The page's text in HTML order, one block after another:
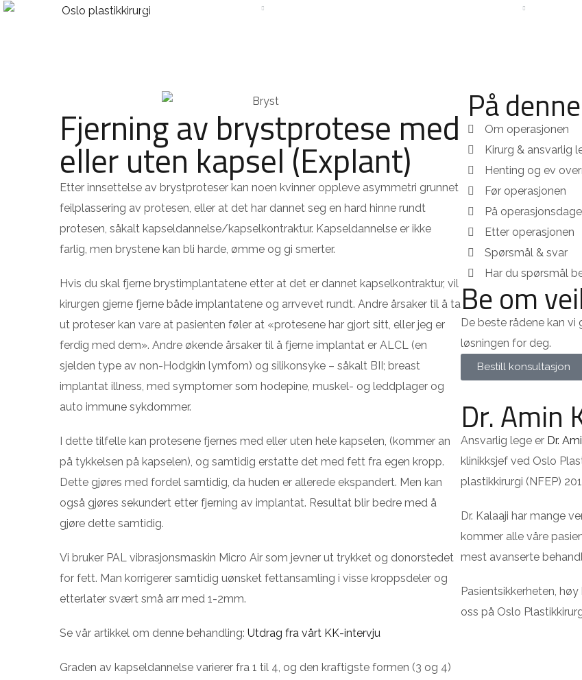
HJEM
Fjerning av brystprotese med
eller uten kapsel (Explant)
Etter innsettelse av brystproteser kan noen kvinner oppleve asymmetri grunnet
feilplassering av protesen, eller at det har dannet seg en hard hinne rundt
protesen, såkalt kapseldannelse/kapselkontraktur. Kapseldannelse er ikke
farlig, men brystene kan bli harde, ømme og gi smerter.
Hvis du skal fjerne brystimplantatene etter at det er dannet kapselkontraktur, vil
kirurgen gjerne fjerne både implantatene og arrvevet rundt. Andre årsaker til å ta
ut proteser kan vare at pasienten føler at «protesene har gjort sitt, eller jeg er
ferdig med dem». Andre økende årsaker til å fjerne implantat er ALCL (en
sjelden type av non-Hodgkin lymfom) og silikonsyke – såkalt BII; breast
implantat illness, med symptomer som hodepine, muskel- og leddplager og
auto immune sykdommer.
I dette tilfelle kan protesene fjernes med eller uten hele kapselen, (kommer an
på tykkelsen på kapselen), og samtidig erstatte det med fett fra egen kropp.
Dette gjøres med fordel samtidig, da huden er allerede ekspandert. Men kan
også gjøres sekundert etter fjerning av implantat. Resultat blir bedre med å
gjøre dette samtidig.
Vi bruker PAL vibrasjonsmaskin Micro Air som jevner ut trykket og donorstedet
for fett. Man korrigerer samtidig uønsket fettansamling i visse kroppsdeler og
etterlater svært små arr med 1-2mm.
Se vår artikkel om denne behandling: Utdrag fra vårt KK-intervju
Graden av kapseldannelse varierer fra 1 til 4, og den kraftigste formen (3 og 4)
På
Om operasjonen
Kirurg & ansvarlig
Henting og ev
Før operasjonen
På
Etter operasjonen
Spørsmål & svar
Har du spørsmål
Be om
De beste rådene kan vi
løsningen for deg.
Bestill konsultasjon
Dr. Amin
Ansvarlig lege er Dr.
klinikksjef ved Oslo
plastikkirurgi (NFEP)
Dr. Kalaaji har mange
kommer alle våre
mest avanserte
Pasientsikkerheten,
oss på Oslo